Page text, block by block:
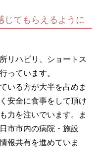
じてもらえるように
リハビリ、ショートス
っています。
いる方が大半を占めま
安全に食事をして頂け
力を注いでいます。ま
市市内の病院・施設
報共有を進めていま